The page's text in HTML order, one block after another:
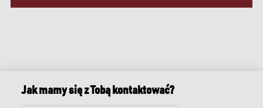
Jak mamy się z Tobą kontaktować?